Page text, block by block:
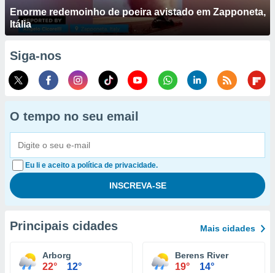
Enorme redemoinho de poeira avistado em Zapponeta,
Itália
Siga-nos
O tempo no seu email
Eu li e aceito a política de privacidade.
Principais cidades Mais cidades
Arborg
22° 12°
Berens River
19° 14°